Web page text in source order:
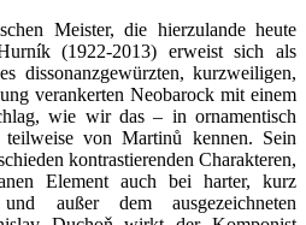
Meister, die hierzulande heute
(1922-2013) erweist sich als
dissonanzgewürzten, kurzweiligen,
verankerten Neobarock mit einem
wie wir das – in ornamentisch
von Martinů kennen. Sein
kontrastierenden Charakteren,
Element auch bei harter, kurz
außer dem ausgezeichneten